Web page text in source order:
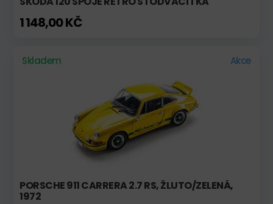
1 148,00 KČ
Skladem Akce
PORSCHE 911 CARRERA 2.7 RS, ŽLUTO/ZELENÁ,
1972